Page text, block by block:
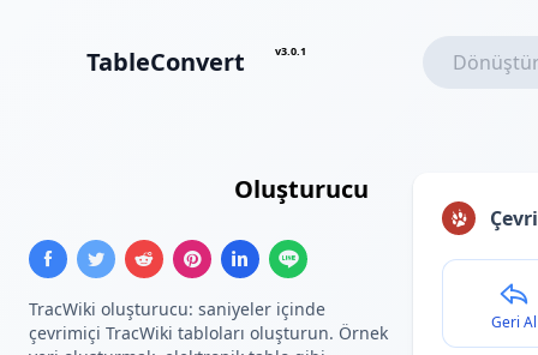
TableConvert v3.0.1
Oluşturucu
TracWiki oluşturucu: saniyeler içinde
çevrimiçi TracWiki tabloları oluşturun. Örnek
Geri Al